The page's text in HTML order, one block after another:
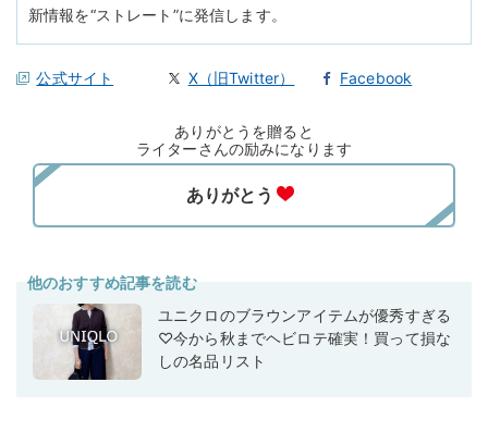
新情報を“ストレート”に発信します。
公式サイト X（旧Twitter） Facebook
ありがとうを贈ると
ライターさんの励みになります
他のおすすめ記事を読む
ユニクロのブラウンアイテムが優秀すぎる
♡今から秋までヘビロテ確実！買って損な
しの名品リスト